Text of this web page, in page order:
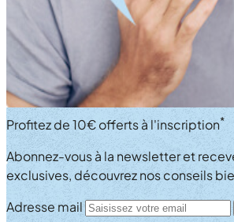
Profitez de10€ offertsà l'inscription*
Abonnez-vous à la newsletter et
exclusives, découvrez nosconseils
Adresse mail